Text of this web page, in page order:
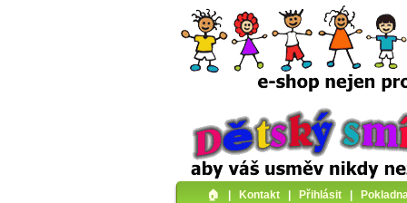
🏠︎ Kontakt Přihlásit